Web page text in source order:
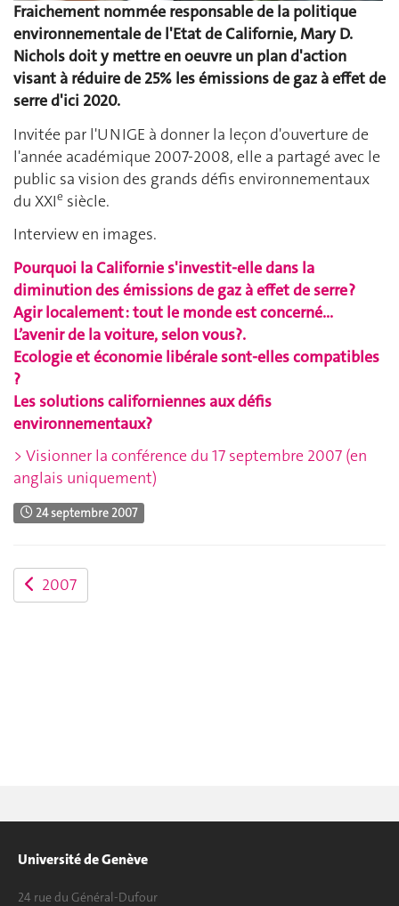
Fraichement nommée responsable de la politique
environnementale de l'Etat de Californie, Mary D.
Nichols doit y mettre en oeuvre un plan d'action
visant à réduire de 25% les émissions de gaz à effet de
serre d'ici 2020.
Invitée par l'UNIGE à donner la leçon d'ouverture de
l'année académique 2007-2008, elle a partagé avec le
public sa vision des grands défis environnementaux
du XXIe siècle.
Interview en images.
Pourquoi la Californie s'investit-elle dans la
diminution des émissions de gaz à effet de serre ?
Agir localement : tout le monde est concerné...
L’avenir de la voiture, selon vous?.
Ecologie et économie libérale sont-elles compatibles
?
Les solutions californiennes aux défis
environnementaux?
> Visionner la conférence du 17 septembre 2007 (en
anglais uniquement)
24 septembre 2007
2007
Université de Genève
24 rue du Général-Dufour